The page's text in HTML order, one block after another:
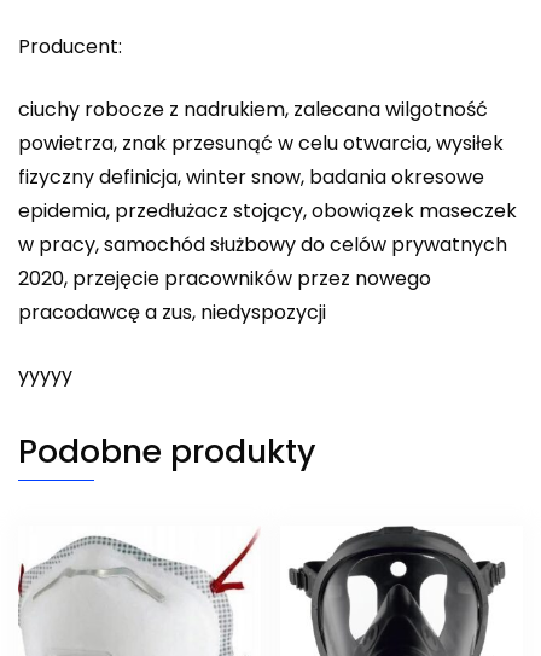
Producent:
ciuchy robocze z nadrukiem, zalecana wilgotność
powietrza, znak przesunąć w celu otwarcia, wysiłek
fizyczny definicja, winter snow, badania okresowe
epidemia, przedłużacz stojący, obowiązek maseczek
w pracy, samochód służbowy do celów prywatnych
2020, przejęcie pracowników przez nowego
pracodawcę a zus, niedyspozycji
yyyyy
Podobne produkty